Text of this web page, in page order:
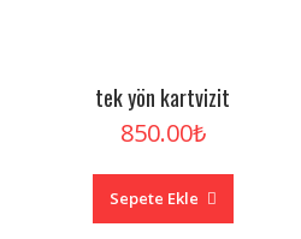
tek yön kartvizit
850.00₺
Sepete Ekle